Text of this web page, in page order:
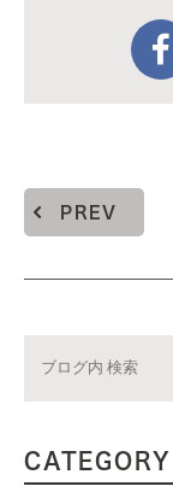
PREV
CATEGORY